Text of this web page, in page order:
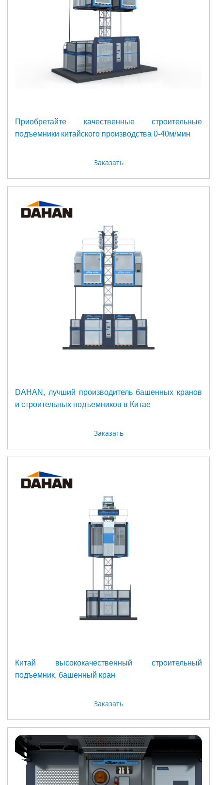
Приобретайте качественные строительные
подъемники китайского производства 0-40м/мин
Заказать
DAHAN, лучший производитель башенных кранов
и строительных подъемников в Китае
Заказать
Китай высококачественный строительный
подъемник, башенный кран
Заказать